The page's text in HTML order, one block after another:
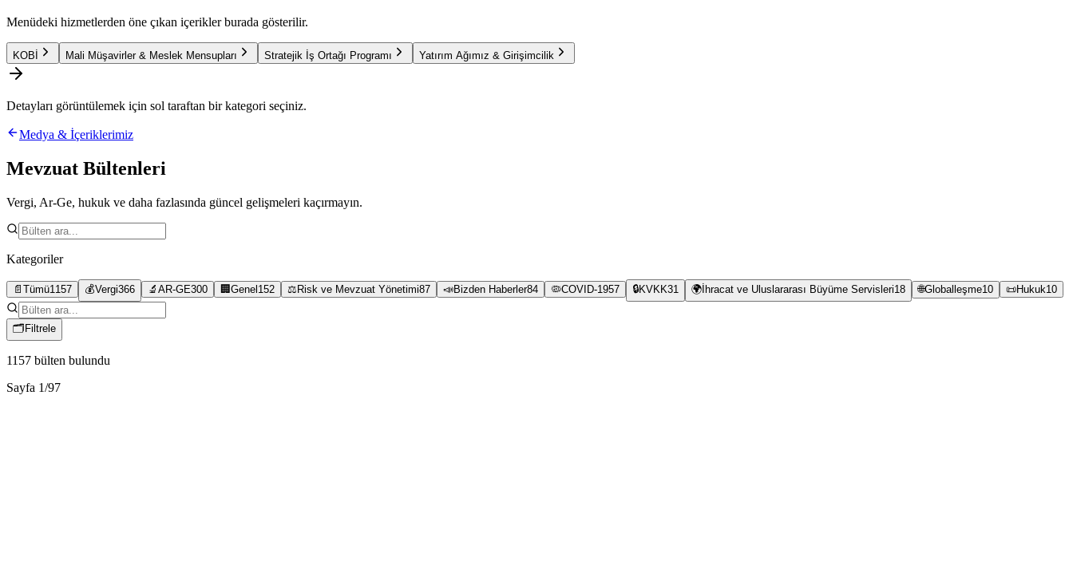
Menüdeki hizmetlerden öne çıkan içerikler burada gösterilir.
KOBİ Mali Müşavirler & Meslek Mensupları Stratejik İş Ortağı Programı Yatırım Ağımız & Girişimcilik
Detayları görüntülemek için sol taraftan bir kategori seçiniz.
Medya & İçeriklerimiz
Mevzuat Bültenleri
Vergi, Ar-Ge, hukuk ve daha fazlasında güncel gelişmeleri kaçırmayın.
Kategoriler
📄 Tümü1157 💰Vergi366 🔬 AR-GE300 🏢 Genel 152 ⚖️ Risk ve Mevzuat Yönetimi87 📣Bizden Haberler84 🦠COVID-1957 🔒KVKK31 🌍 İhracat ve Uluslararası Büyüme Servisleri18 🌐Globalleşme10 📜Hukuk10
🗂 Filtrele
1157 bülten bulundu
Sayfa 1/97